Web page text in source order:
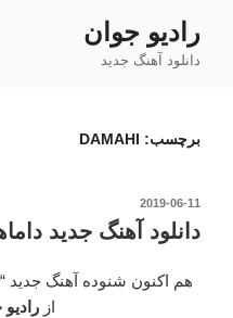
محتوا
رادیو جوان
دانلود آهنگ جدید
برچسب: DAMAHI
نوشته‌شده
2019-06-11
دانلود آهنگ جدید
هم اکنون شنوده آهنگ جدید
از